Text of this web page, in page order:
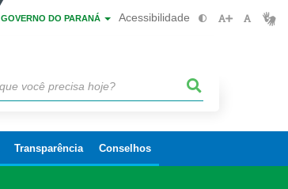
GOVERNO DO PARANÁ Acessibilidade
Transparência Conselhos